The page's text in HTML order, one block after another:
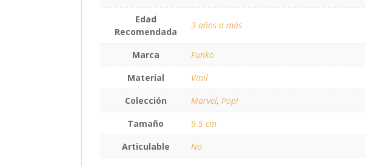
Edad
Recomendada
3 años a más
Marca
Funko
Material
Vinil
Colección
Marvel,Pop!
Tamaño
9.5 cm
Articulable
No